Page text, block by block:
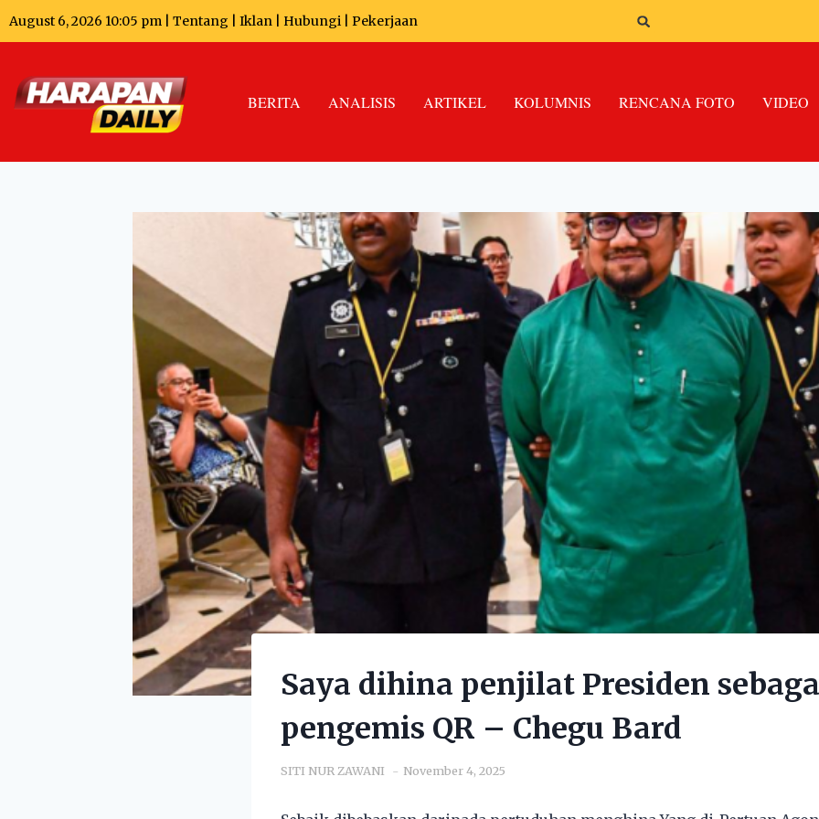
August 6, 2026 10:05 pm | Tentang Iklan Hubungi Pekerjaan
BERITA ANALISIS ARTIKEL KOLUMNIS RENCANA FOTO VIDEO
Saya dihina penjilat Presiden
pengemis QR – Chegu Bard
SITI NUR ZAWANI November 4, 2025